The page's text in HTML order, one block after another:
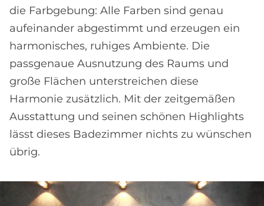
die Farbgebung: Alle Farben sind genau
aufeinander abgestimmt und erzeugen ein
harmonisches, ruhiges Ambiente. Die
passgenaue Ausnutzung des Raums und
große Flächen unterstreichen diese
Harmonie zusätzlich. Mit der zeitgemäßen
Ausstattung und seinen schönen Highlights
lässt dieses Badezimmer nichts zu wünschen
übrig.